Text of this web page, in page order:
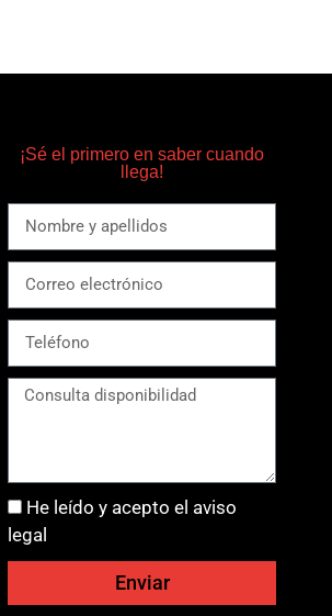
¡Sé el primero en saber cuando
llega!
He leído y acepto el aviso
legal
Enviar